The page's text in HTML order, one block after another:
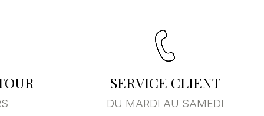
SERVICE CLIENT
DU MARDI AU SAMEDI